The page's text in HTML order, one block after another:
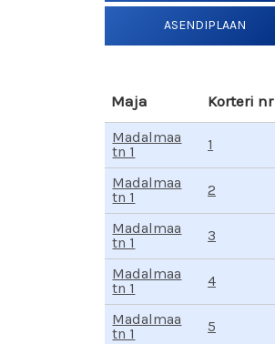
ASENDIPLAAN
Maja Korteri nr
Madalmaa
tn 1
1
Madalmaa
tn 1
2
Madalmaa
tn 1
3
Madalmaa
tn 1
4
Madalmaa
tn 1
5